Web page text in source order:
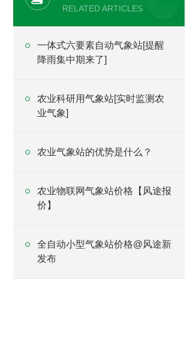
RELATED ARTICLES
一体式六要素自动气象站[提醒
降雨集中期来了]
农业科研用气象站[实时监测农
业气象]
农业气象站的优势是什么？
农业物联网气象站价格【风途报
价】
全自动小型气象站价格@风途新
发布